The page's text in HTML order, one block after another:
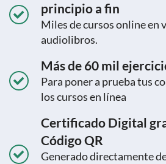
principio a fin
Miles de cursos online en
audiolibros.
Más de 60 mil
Para poner a prueba tus
los cursos en línea
Certificado Digital
Código QR
Generado directamente